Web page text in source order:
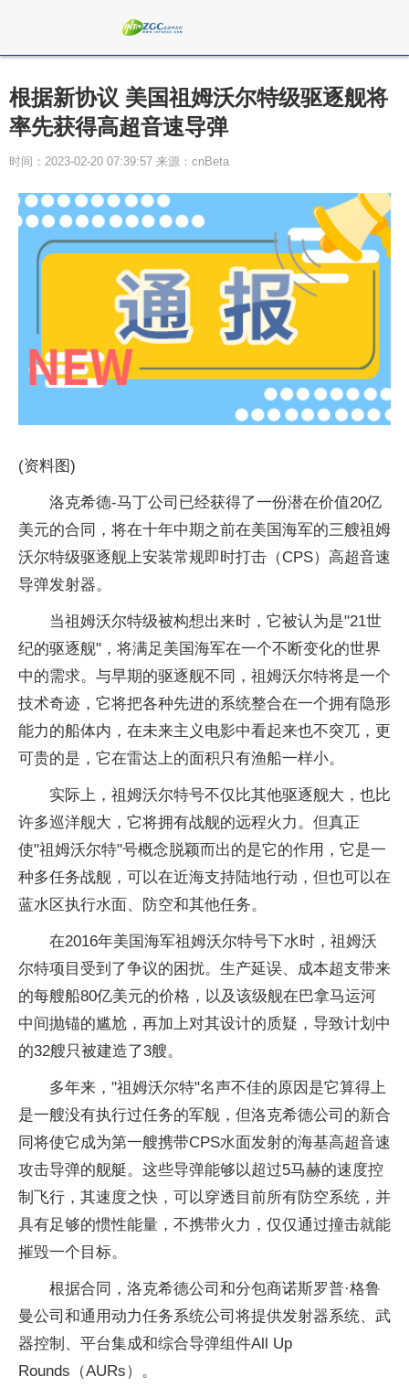
根据新协议 美国祖姆沃尔特级驱逐舰将
率先获得高超音速导弹
时间：2023-02-20 07:39:57 来源：cnBeta
(资料图)
洛克希德-马丁公司已经获得了一份潜在价值20亿
美元的合同，将在十年中期之前在美国海军的三艘祖姆
沃尔特级驱逐舰上安装常规即时打击（CPS）高超音速
导弹发射器。
当祖姆沃尔特级被构想出来时，它被认为是"21世
纪的驱逐舰"，将满足美国海军在一个不断变化的世界
中的需求。与早期的驱逐舰不同，祖姆沃尔特将是一个
技术奇迹，它将把各种先进的系统整合在一个拥有隐形
能力的船体内，在未来主义电影中看起来也不突兀，更
可贵的是，它在雷达上的面积只有渔船一样小。
实际上，祖姆沃尔特号不仅比其他驱逐舰大，也比
许多巡洋舰大，它将拥有战舰的远程火力。但真正
使"祖姆沃尔特"号概念脱颖而出的是它的作用，它是一
种多任务战舰，可以在近海支持陆地行动，但也可以在
蓝水区执行水面、防空和其他任务。
在2016年美国海军祖姆沃尔特号下水时，祖姆沃
尔特项目受到了争议的困扰。生产延误、成本超支带来
的每艘船80亿美元的价格，以及该级舰在巴拿马运河
中间抛锚的尴尬，再加上对其设计的质疑，导致计划中
的32艘只被建造了3艘。
多年来，"祖姆沃尔特"名声不佳的原因是它算得上
是一艘没有执行过任务的军舰，但洛克希德公司的新合
同将使它成为第一艘携带CPS水面发射的海基高超音速
攻击导弹的舰艇。这些导弹能够以超过5马赫的速度控
制飞行，其速度之快，可以穿透目前所有防空系统，并
具有足够的惯性能量，不携带火力，仅仅通过撞击就能
摧毁一个目标。
根据合同，洛克希德公司和分包商诺斯罗普·格鲁
曼公司和通用动力任务系统公司将提供发射器系统、武
器控制、平台集成和综合导弹组件All Up
Rounds（AURs）。